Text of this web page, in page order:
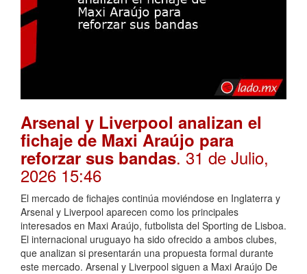
Arsenal y Liverpool analizan el
fichaje de Maxi Araújo para
reforzar sus bandas. 31 de Julio,
2026 15:46
El mercado de fichajes continúa moviéndose en Inglaterra y
Arsenal y Liverpool aparecen como los principales
interesados en Maxi Araújo, futbolista del Sporting de Lisboa.
El internacional uruguayo ha sido ofrecido a ambos clubes,
que analizan si presentarán una propuesta formal durante
este mercado. Arsenal y Liverpool siguen a Maxi Araújo De